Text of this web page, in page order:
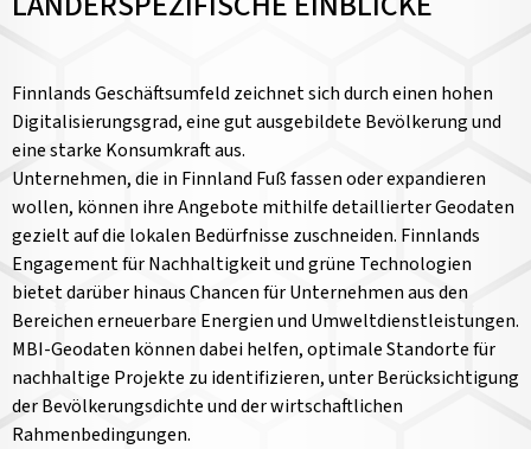
Finnlands Geschäftsumfeld zeichnet sich durch einen hohen
Digitalisierungsgrad, eine gut ausgebildete Bevölkerung und
eine starke Konsumkraft aus.
Unternehmen, die in Finnland Fuß fassen oder expandieren
wollen, können ihre Angebote mithilfe detaillierter Geodaten
gezielt auf die lokalen Bedürfnisse zuschneiden. Finnlands
Engagement für Nachhaltigkeit und grüne Technologien
bietet darüber hinaus Chancen für Unternehmen aus den
Bereichen erneuerbare Energien und Umweltdienstleistungen.
MBI-Geodaten können dabei helfen, optimale Standorte für
nachhaltige Projekte zu identifizieren, unter Berücksichtigung
der Bevölkerungsdichte und der wirtschaftlichen
Rahmenbedingungen.